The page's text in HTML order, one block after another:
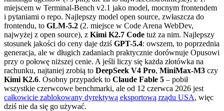
miejscem w Terminal-Bench v2.1 jako model, mocnym frontendem
i pytaniami o repo. Najlepszy model open source, zwłaszcza do
frontendu, to GLM-5.2 (2. miejsce w Code Arena WebDev,
najwyżej z open source), z Kimi K2.7 Code tuż za nim. Najlepszy
stosunek jakości do ceny daje dziś GPT-5.4: owszem, to poprzednia
generacja, ale w długich zadaniach praktycznie dorównuje Opusowi
przy o połowę niższej cenie. A jeśli liczy się każda złotówka na
rachunku, najtaniej zrobią to DeepSeek V4 Pro, MiniMax-M3 czy
Kimi K2.6. Osobny przypadek to Claude Fable 5 – pobił
wszystkie czerwcowe benchmarki, ale od 12 czerwca 2026 jest
całkowicie zablokowany dyrektywą eksportową rządu USA, więc
dziś nie da się go używać.